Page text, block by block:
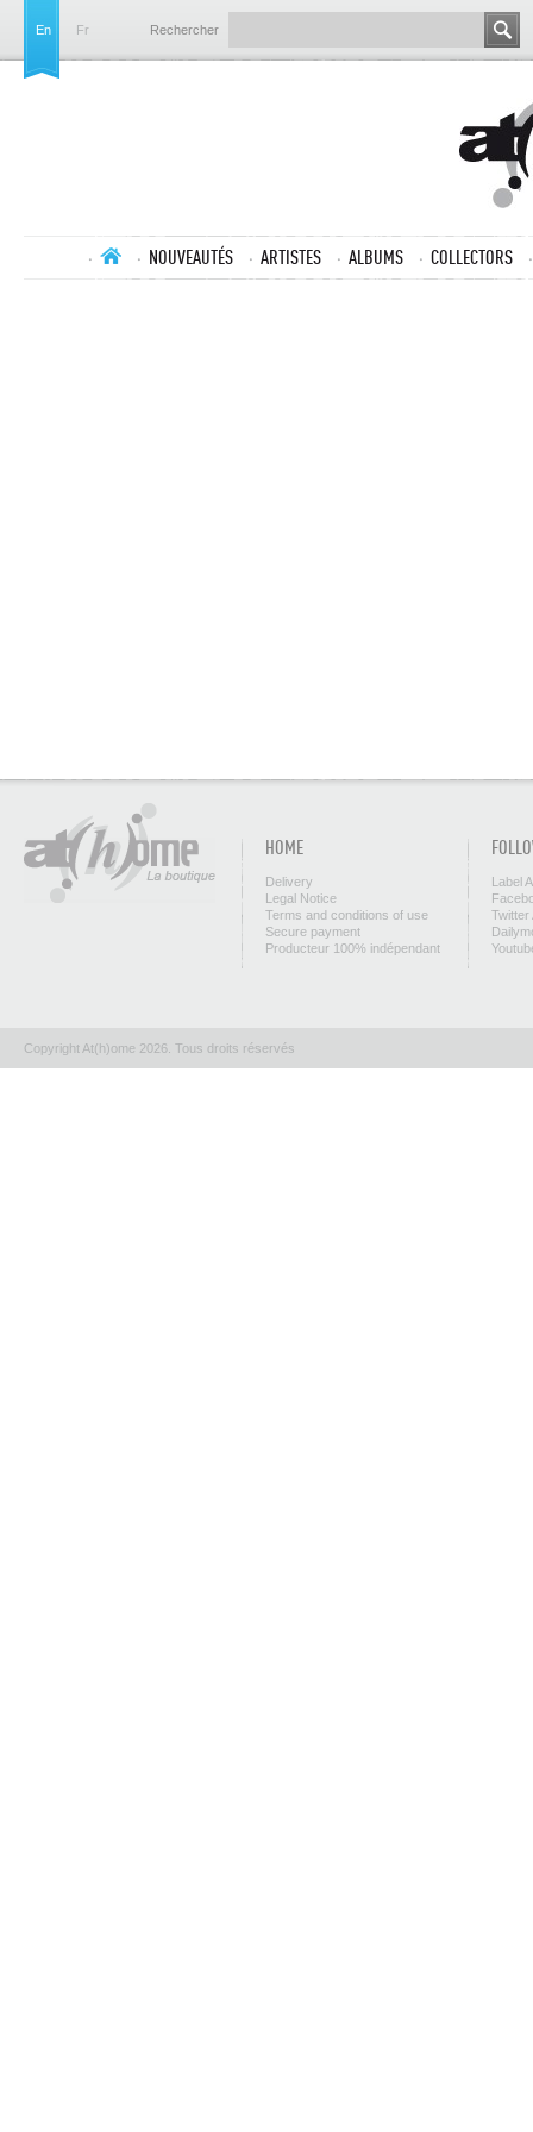
En Fr Rechercher
NOUVEAUTÉS ARTISTES ALBUMS COLLECTORS
HOME
Delivery
Legal Notice
Terms and conditions of use
Secure payment
Producteur 100% indépendant
Label
Twitter
Copyright At(h)ome 2026. Tous droits réservés